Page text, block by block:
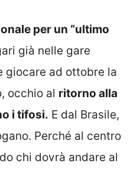
per un “ultimo
già nelle gare
giocare ad ottobre la
occhio al ritorno alla
i tifosi. E dal Brasile,
Perché al centro
chi dovrà andare al